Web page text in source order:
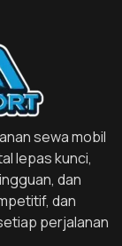
sewa mobil
lepas kunci,
dan
dan
perjalanan